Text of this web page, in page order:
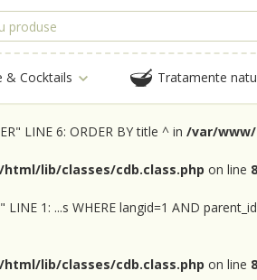
LINE 6: ORDER BY title ^ in /var/
lib/classes/cdb.class.php on line
1: ...s WHERE langid=1 AND
lib/classes/cdb.class.php on line
& Cocktails Tratamente